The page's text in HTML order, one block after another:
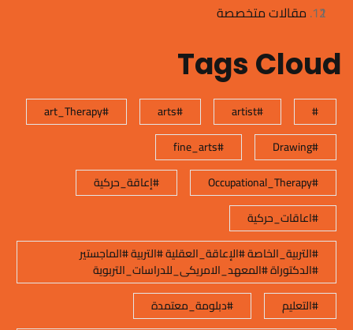
مقالات متخصصة
1
Tags Cloud
#
#artist
#arts
#art_Therapy
#Drawing
#fine_arts
#Occupational_Therapy
#إعاقة_حركية
#اعاقات_حركية
#التربية_الخاصة #الإعاقة_العقلية #التربية #الماجستير
#الدكتوراة #المعهد_الامريكى_للدراسات_التربوية
#التعليم
#دبلومة_معتمدة